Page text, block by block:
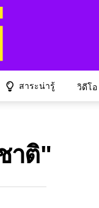
สาระน่ารู้ วิดีโอ
าติ"